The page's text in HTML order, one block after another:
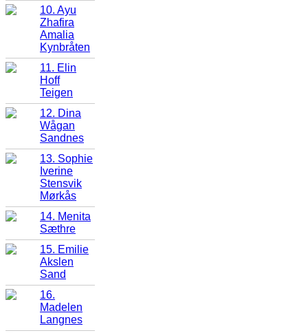
10. Ayu
Zhafira
Amalia
Kynbråten
11. Elin
Hoff
Teigen
12. Dina
Wågan
Sandnes
13. Sophie
Iverine
Stensvik
Mørkås
14. Menita
Sæthre
15. Emilie
Akslen
Sand
16.
Madelen
Langnes